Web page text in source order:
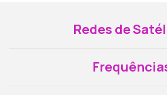
Redes de